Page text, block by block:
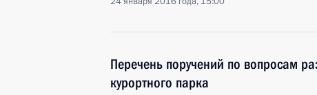
Перечень поручений по вопросам
курортного парка